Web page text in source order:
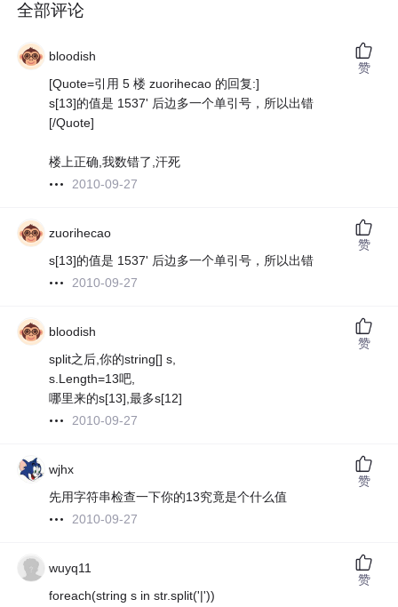
全部评论
bloodish
[Quote=引用 5 楼 zuorihecao 的回复:]
s[13]的值是 1537' 后边多一个单引号，所以出错
[/Quote]
楼上正确,我数错了,汗死
2010-09-27
赞
zuorihecao
s[13]的值是 1537' 后边多一个单引号，所以出错
2010-09-27
赞
bloodish
split之后,你的string[] s,
s.Length=13吧,
哪里来的s[13],最多s[12]
2010-09-27
赞
wjhx
先用字符串检查一下你的13究竟是个什么值
2010-09-27
赞
wuyq11
foreach(string s in str.split('|'))
赞